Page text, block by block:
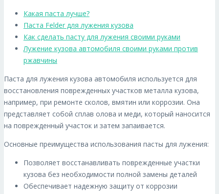
Какая паста лучше?
Паста Felder для лужения кузова
Как сделать пасту для лужения своими руками
Лужение кузова автомобиля своими руками против
ржавчины
Паста для лужения кузова автомобиля используется для
восстановления поврежденных участков металла кузова,
например, при ремонте сколов, вмятин или коррозии. Она
представляет собой сплав олова и меди, который наносится
на поврежденный участок и затем запаивается.
Основные преимущества использования пасты для лужения:
Позволяет восстанавливать поврежденные участки
кузова без необходимости полной замены деталей
Обеспечивает надежную защиту от коррозии